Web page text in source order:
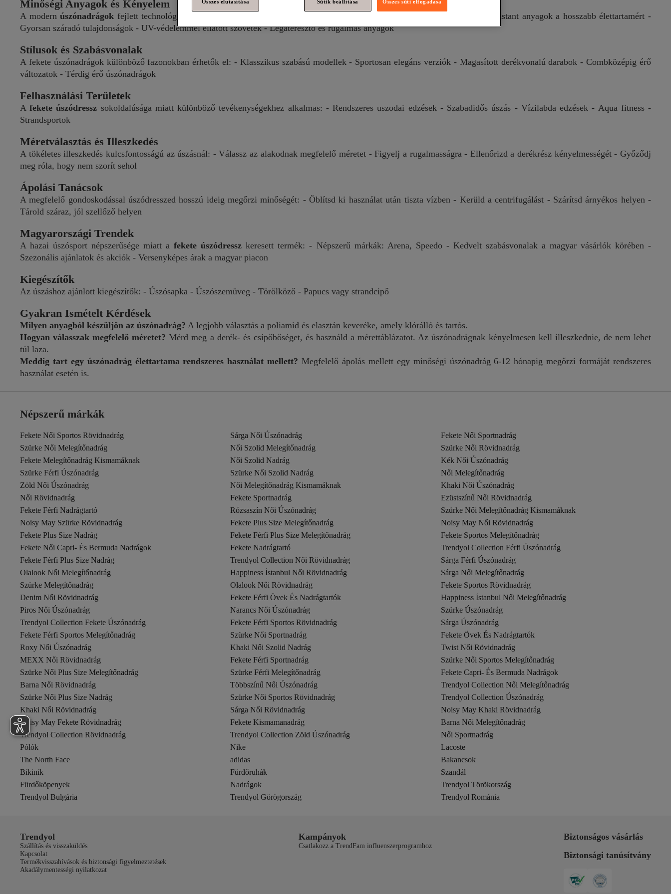
Minőségi Anyagok és Kényelem
A modernúszónadrágok fejlett technológiával készülnek, hogy maximális kényelmet és tartósságot biztosítsanak: - Chlorine-resistant anyagok a hosszabb élettartamért -
Gyorsan száradó tulajdonságok - UV-védelemmel ellátott szövetek - Légáteresztő és rugalmas anyagok
Stílusok és Szabásvonalak
A fekete úszónadrágok különböző fazonokban érhetők el: - Klasszikus szabású modellek - Sportosan elegáns verziók - Magasított derékvonalú darabok - Combközépig érő
változatok - Térdig érő úszónadrágok
Felhasználási Területek
Afekete úszódressz sokoldalúsága miatt különböző tevékenységekhez alkalmas: - Rendszeres uszodai edzések - Szabadidős úszás - Vízilabda edzések - Aqua fitness -
Strandsportok
Méretválasztás és Illeszkedés
A tökéletes illeszkedés kulcsfontosságú az úszásnál: - Válassz az alakodnak megfelelő méretet - Figyelj a rugalmasságra - Ellenőrizd a derékrész kényelmességét - Győződj
meg róla, hogy nem szorít sehol
Ápolási Tanácsok
A megfelelő gondoskodással úszódresszed hosszú ideig megőrzi minőségét: - Öblítsd ki használat után tiszta vízben - Kerüld a centrifugálást - Szárítsd árnyékos helyen -
Tárold száraz, jól szellőző helyen
Magyarországi Trendek
A hazai úszósport népszerűsége miatt afekete úszódressz keresett termék: - Népszerű márkák: Arena, Speedo - Kedvelt szabásvonalak a magyar vásárlók körében -
Szezonális ajánlatok és akciók - Versenyképes árak a magyar piacon
Kiegészítők
Az úszáshoz ajánlott kiegészítők: - Úszósapka - Úszószemüveg - Törölköző - Papucs vagy strandcipő
Gyakran Ismételt Kérdések
Milyen anyagból készüljön az úszónadrág? A legjobb választás a poliamid és elasztán keveréke, amely klórálló és tartós.
Hogyan válasszak megfelelő méretet? Mérd meg a derék- és csípőbőséget, és használd a mérettáblázatot. Az úszónadrágnak kényelmesen kell illeszkednie, de nem lehet
túl laza.
Meddig tart egy úszónadrág élettartama rendszeres használat mellett? Megfelelő ápolás mellett egy minőségi úszónadrág 6-12 hónapig megőrzi formáját rendszeres
használat esetén is.
Népszerű márkák
Fekete Női Sportos Rövidnadrág Sárga Női Úszónadrág
Fekete Női Sportnadrág
Szürke Női Melegítőnadrág
Női Szolid Melegítőnadrág
Szürke Női Rövidnadrág
Fekete Melegítőnadrág Kismamáknak
Női Szolid Nadrág
Kék Női Úszónadrág
Szürke Férfi Úszónadrág
Szürke Női Szolid Nadrág
Női Melegítőnadrág
Zöld Női Úszónadrág
Női Melegítőnadrág Kismamáknak
Khaki Női Úszónadrág
Női Rövidnadrág
Fekete Sportnadrág
Ezüstszínű Női Rövidnadrág
Fekete Férfi Nadrágtartó
Rózsaszín Női Úszónadrág
Szürke Női Melegítőnadrág Kismamáknak
Noisy May Szürke Rövidnadrág
Fekete Plus Size Melegítőnadrág
Noisy May Női Rövidnadrág
Fekete Plus Size Nadrág
Fekete Férfi Plus Size Melegítőnadrág
Fekete Sportos Melegítőnadrág
Fekete Női Capri- És Bermuda Nadrágok
Fekete Nadrágtartó
Trendyol Collection Férfi Úszónadrág
Fekete Férfi Plus Size Nadrág
Trendyol Collection Női Rövidnadrág
Sárga Férfi Úszónadrág
Olalook Női Melegítőnadrág
Happiness İstanbul Női Rövidnadrág
Sárga Női Melegítőnadrág
Szürke Melegítőnadrág
Olalook Női Rövidnadrág
Fekete Sportos Rövidnadrág
Denim Női Rövidnadrág
Fekete Férfi Övek És Nadrágtartók
Happiness İstanbul Női Melegítőnadrág
Piros Női Úszónadrág
Narancs Női Úszónadrág
Szürke Úszónadrág
Trendyol Collection Fekete Úszónadrág
Fekete Férfi Sportos Rövidnadrág
Sárga Úszónadrág
Fekete Férfi Sportos Melegítőnadrág
Szürke Női Sportnadrág
Fekete Övek És Nadrágtartók
Roxy Női Úszónadrág
Khaki Női Szolid Nadrág
Twist Női Rövidnadrág
MEXX Női Rövidnadrág
Fekete Férfi Sportnadrág
Szürke Női Sportos Melegítőnadrág
Szürke Női Plus Size Melegítőnadrág
Szürke Férfi Melegítőnadrág
Fekete Capri- És Bermuda Nadrágok
Barna Női Rövidnadrág
Többszínű Női Úszónadrág
Trendyol Collection Női Melegítőnadrág
Szürke Női Plus Size Nadrág
Szürke Női Sportos Rövidnadrág
Trendyol Collection Úszónadrág
Khaki Női Rövidnadrág
Sárga Női Rövidnadrág
Noisy May Khaki Rövidnadrág
Noisy May Fekete Rövidnadrág
Fekete Kismamanadrág
Barna Női Melegítőnadrág
Trendyol Collection Rövidnadrág
Trendyol Collection Zöld Úszónadrág
Női Sportnadrág
Pólók
Nike
Lacoste
The North Face
adidas
Bakancsok
Bikinik
Fürdőruhák
Szandál
Fürdőköpenyek
Nadrágok
Trendyol Törökország
Trendyol Bulgária
Trendyol Görögország Trendyol Románia
Trendyol
Szállítás és visszaküldés
Kapcsolat
Termékvisszahívások és biztonsági figyelmeztetések
Akadálymentességi nyilatkozat
Kampányok
Csatlakozz a TrendFam influenszerprogramhoz
Biztonságos vásárlás
Biztonsági tanúsítvány
Összes elutasítása Sütik beállítása Összes süti elfogadása